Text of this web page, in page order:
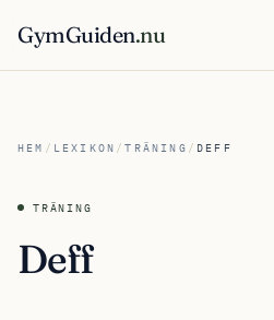
GymGuiden.nu
HEM / LEXIKON /TRÄNING / DEFF
TRÄNING
Deff